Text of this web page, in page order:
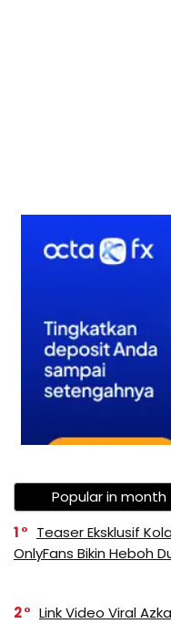
Popular in month
1
Teaser Eksklusif
OnlyFans Bikin Heboh
2
Link Video Viral